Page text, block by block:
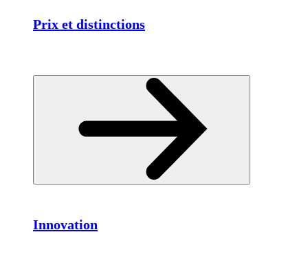
Prix et distinctions
Innovation